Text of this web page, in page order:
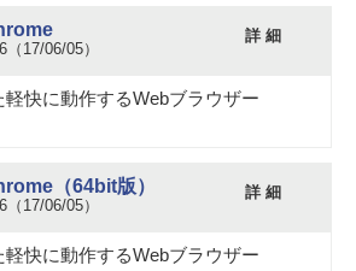
17/06/05）
詳 細
快に動作するWebブラウザー
（64bit版）
17/06/05）
詳 細
快に動作するWebブラウザー